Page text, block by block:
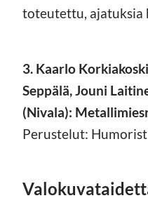
toteutettu, ajatuksia
3. Kaarlo
Seppälä, Jouni
(Nivala):
Perustelut: